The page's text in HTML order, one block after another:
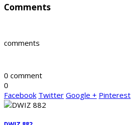
Comments
comments
0 comment
0
Facebook Twitter Google + Pinterest